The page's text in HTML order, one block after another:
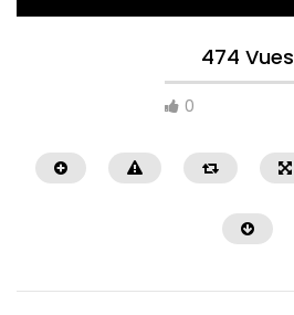
474 Vues
0